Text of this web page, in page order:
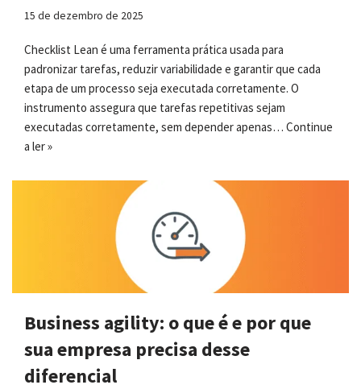
15 de dezembro de 2025
Checklist Lean é uma ferramenta prática usada para
padronizar tarefas, reduzir variabilidade e garantir que cada
etapa de um processo seja executada corretamente. O
instrumento assegura que tarefas repetitivas sejam
executadas corretamente, sem depender apenas… Continue
a ler »
Business agility: o que é e por que
sua empresa precisa desse
diferencial